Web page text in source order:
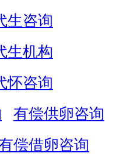
生咨询
生机构
怀咨询
有偿供卵咨询
偿借卵咨询